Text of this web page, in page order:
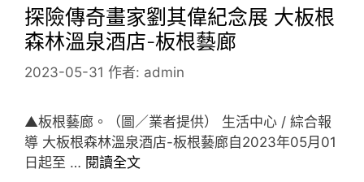
探險傳奇畫家劉其偉紀念展 大板根
森林溫泉酒店-板根藝廊
2023-05-31 作者: admin
▲板根藝廊。（圖／業者提供） 生活中心 / 綜合報
導 大板根森林溫泉酒店-板根藝廊自2023年05月01
日起至 … 閱讀全文